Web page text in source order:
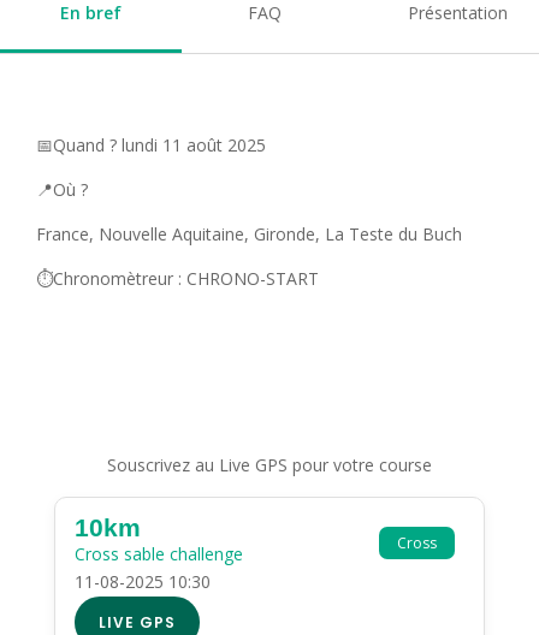
En bref FAQ Présentation
📅Quand ? lundi 11 août 2025
📍Où ?
France, Nouvelle Aquitaine, Gironde, La Teste du Buch
⏱️Chronomètreur : CHRONO-START
Souscrivez au Live GPS pour votre course
Cross
10km
Cross sable challenge
11-08-2025 10:30
LIVE GPS